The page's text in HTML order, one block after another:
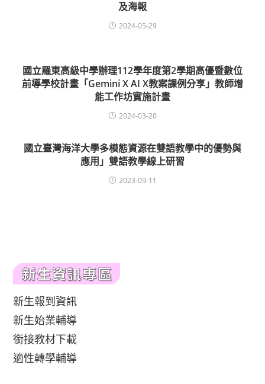
及海報
2024-05-29
國立羅東高級中學辦理112學年度第2學期高優暨數位
前導學校計畫「Gemini X AI X教案課例分享」教師增
能工作坊實施計畫
2024-03-20
國立臺灣海洋大學多模態資源在雙語教學中的優勢與
應用」雙語教學線上研習
2023-09-11
新生報到資訊
新生始業輔導
銜接教材下載
適性轉學輔導